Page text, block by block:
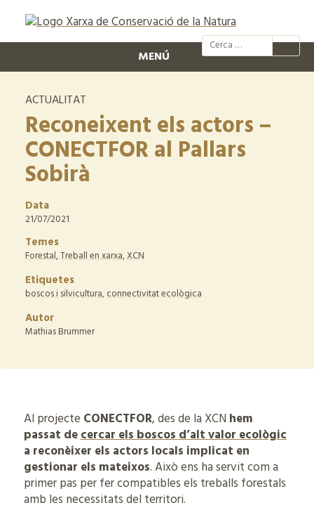
@xcn.cat
MENÚ
ACTUALITAT
Reconeixent els actors –
CONECTFOR al Pallars
Sobirà
Data
21/07/2021
Temes
Forestal,Treball en xarxa,XCN
Etiquetes
boscos i silvicultura,connectivitat ecològica
Autor
Mathias Brummer
Al projecte CONECTFOR, des de la XCN hem
passat decercar els boscos d’alt valor ecològic
a reconèixer els actors locals implicat en
gestionar els mateixos. Això ens ha servit com a
primer pas per fer compatibles els treballs forestals
amb les necessitats del territori.